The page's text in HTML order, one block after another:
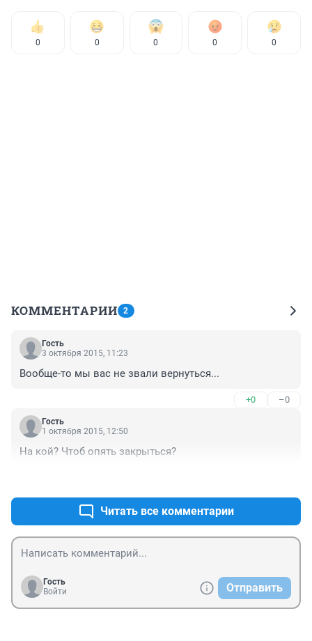
0 0 0 0 0
КОММЕНТАРИИ 2
Гость
3 октября 2015, 11:23
Вообще-то мы вас не звали вернуться...
+0 –0
Гость
1 октября 2015, 12:50
На кой? Чтоб опять закрыться?
Читать все комментарии
Гость
Войти
Отправить